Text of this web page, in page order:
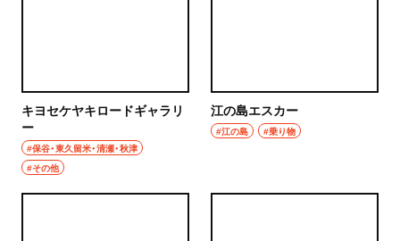
キヨセケヤキロードギャラリ
ー
#保谷・東久留米・清瀬・秋津
#その他
江の島エスカー
#江の島 #乗り物